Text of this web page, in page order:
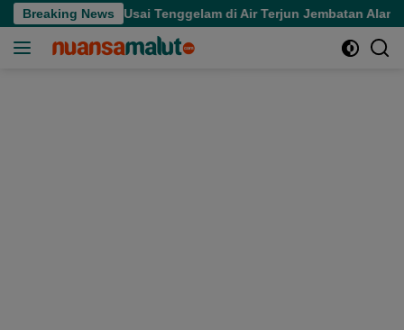
Langsung
ke
Breaking News
Usai Tenggelam di Air Terjun Jembatan Alam